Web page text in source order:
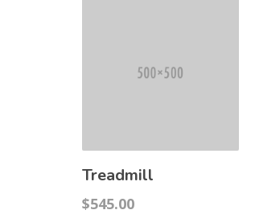
Treadmill
$545.00